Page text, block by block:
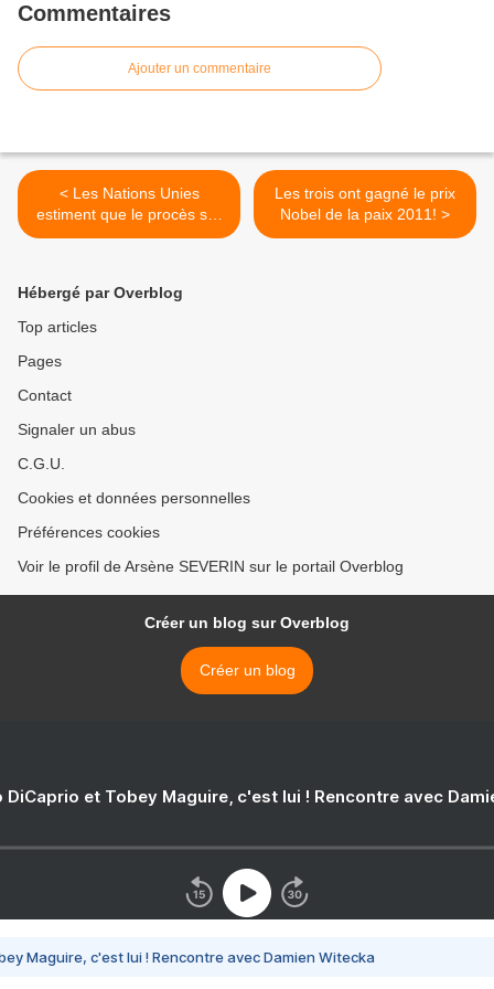
Commentaires
Ajouter un commentaire
< Les Nations Unies
estiment que le procès sur
les disparus du beach n'a
Les trois ont gagné le prix
Nobel de la paix 2011! >
Hébergé par Overblog
Top articles
Pages
Contact
Signaler un abus
C.G.U.
Cookies et données personnelles
Préférences cookies
Voir le profil de Arsène SEVERIN sur le portail Overblog
Créer un blog sur Overblog
Créer un blog
DiCaprio et Tobey Maguire, c'est lui ! Rencontre avec
Maguire, c'est lui ! Rencontre avec Damien Witecka